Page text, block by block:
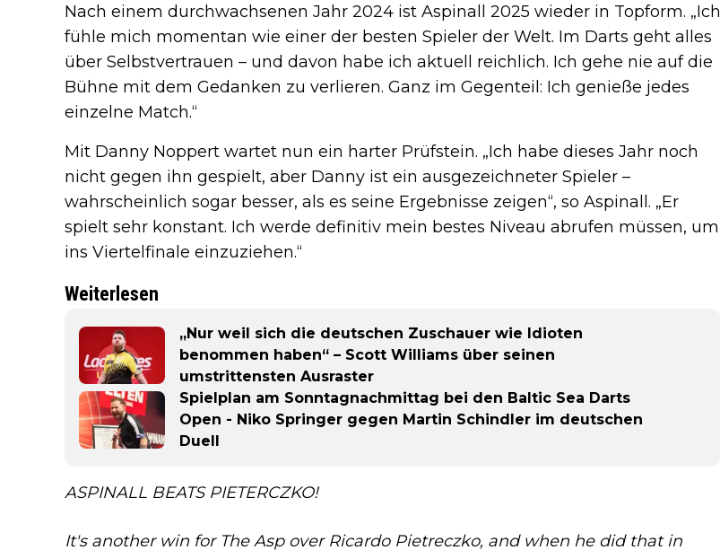
Nach einem durchwachsenen Jahr 2024 ist Aspinall 2025 wieder in Topform. „Ich
fühle mich momentan wie einer der besten Spieler der Welt. Im Darts geht alles
über Selbstvertrauen – und davon habe ich aktuell reichlich. Ich gehe nie auf die
Bühne mit dem Gedanken zu verlieren. Ganz im Gegenteil: Ich genieße jedes
einzelne Match.“
Mit Danny Noppert wartet nun ein harter Prüfstein. „Ich habe dieses Jahr noch
nicht gegen ihn gespielt, aber Danny ist ein ausgezeichneter Spieler –
wahrscheinlich sogar besser, als es seine Ergebnisse zeigen“, so Aspinall. „Er
spielt sehr konstant. Ich werde definitiv mein bestes Niveau abrufen müssen, um
ins Viertelfinale einzuziehen.“
Weiterlesen
„Nur weil sich die deutschen Zuschauer wie Idioten
benommen haben“ – Scott Williams über seinen
umstrittensten Ausraster
Spielplan am Sonntagnachmittag bei den Baltic Sea Darts
Open - Niko Springer gegen Martin Schindler im deutschen
Duell
ASPINALL BEATS PIETERCZKO!
It's another win for The Asp over Ricardo Pietreczko, and when he did that in